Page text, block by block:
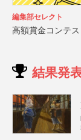
編集部セレクト
高額賞金コンテ
結果発